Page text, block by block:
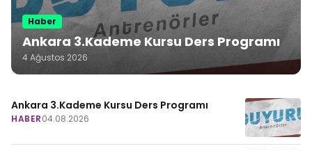
Haber
Ankara 3.Kademe Kursu Ders Programı
4 Ağustos 2026
Ankara 3.Kademe Kursu Ders Programı
HABER04.08.2026